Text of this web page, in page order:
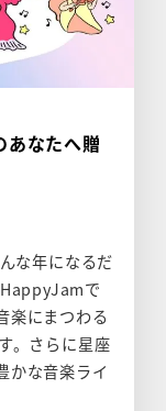
あなたへ贈
な年になるだ
で
楽にまつわる
。さらに星座
かな音楽ライ